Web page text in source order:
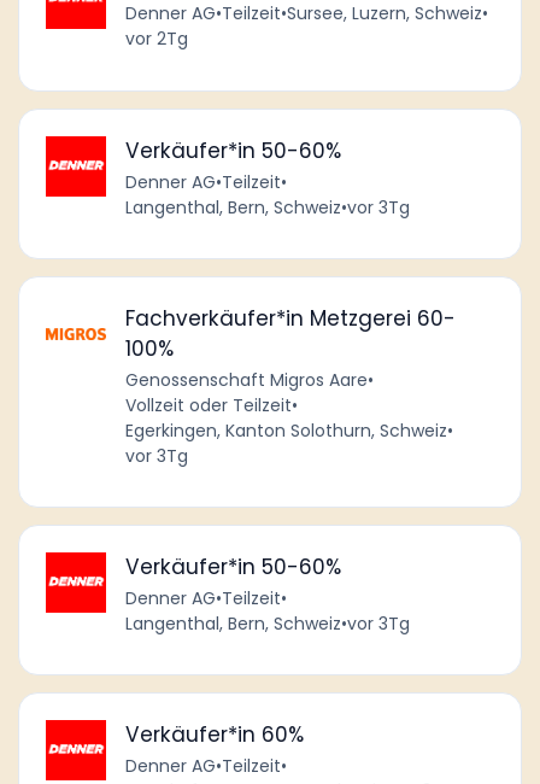
Denner AG•Teilzeit•Sursee, Luzern, Schweiz•
vor 2Tg
Verkäufer*in 50-60%
Denner AG•Teilzeit•
Langenthal, Bern, Schweiz•vor 3Tg
Fachverkäufer*in Metzgerei 60-
100%
Genossenschaft Migros Aare•
Vollzeit oder Teilzeit•
Egerkingen, Kanton Solothurn, Schweiz•
vor 3Tg
Verkäufer*in 50-60%
Denner AG•Teilzeit•
Langenthal, Bern, Schweiz•vor 3Tg
Verkäufer*in 60%
Denner AG•Teilzeit•